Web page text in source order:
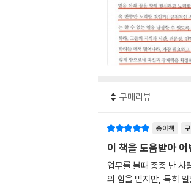
구매리뷰
종이책
이 책을 도움받아
업무를 볼때 종종 난
의 힘을 믿지만, 특히